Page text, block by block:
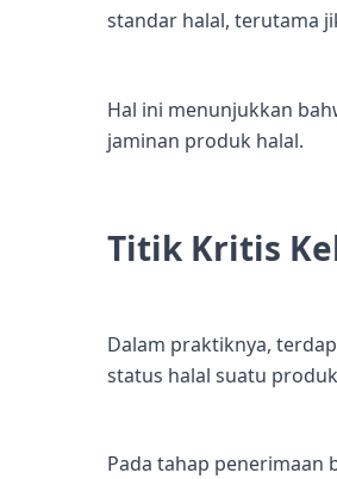
standar halal, terutama
Hal ini menunjukkan
jaminan produk halal.
Titik Kritis
Dalam praktiknya,
status halal suatu
Pada tahap penerimaan